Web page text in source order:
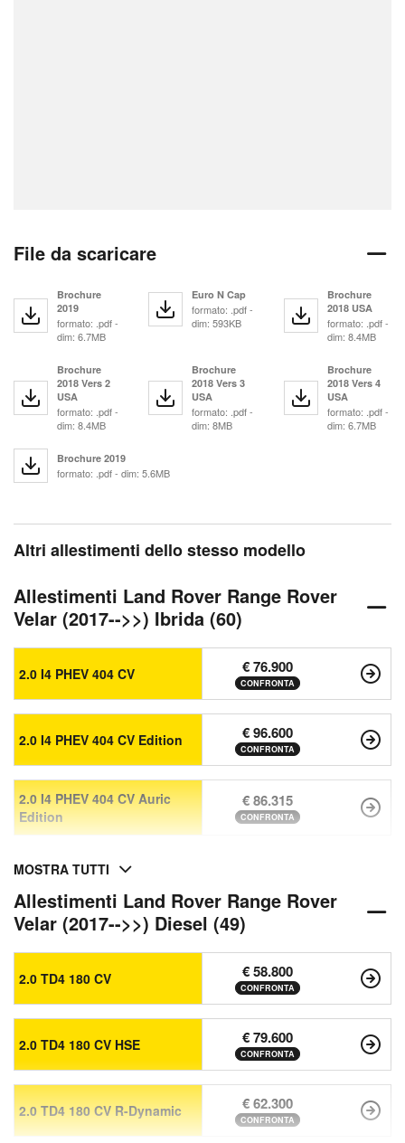
File da scaricare
Brochure
2019
formato: .pdf -
dim: 6.7MB
Euro N Cap
formato: .pdf -
dim: 593KB
Brochure
2018 USA
formato: .pdf -
dim: 8.4MB
Brochure
2018 Vers 2
USA
formato: .pdf -
dim: 8.4MB
Brochure
2018 Vers 3
USA
formato: .pdf -
dim: 8MB
Brochure
2018 Vers 4
USA
formato: .pdf -
dim: 6.7MB
Brochure 2019
formato: .pdf - dim: 5.6MB
Altri allestimenti dello stesso modello
Allestimenti Land Rover Range Rover
Velar (2017-->>) Ibrida (60)
2.0 I4 PHEV 404 CV € 76.900
CONFRONTA
2.0 I4 PHEV 404 CV Edition € 96.600
CONFRONTA
2.0 I4 PHEV 404 CV Auric
Edition
€ 86.315
CONFRONTA
MOSTRA TUTTI
Allestimenti Land Rover Range Rover
Velar (2017-->>) Diesel (49)
2.0 TD4 180 CV € 58.800
CONFRONTA
2.0 TD4 180 CV HSE € 79.600
CONFRONTA
2.0 TD4 180 CV R-Dynamic € 62.300
CONFRONTA